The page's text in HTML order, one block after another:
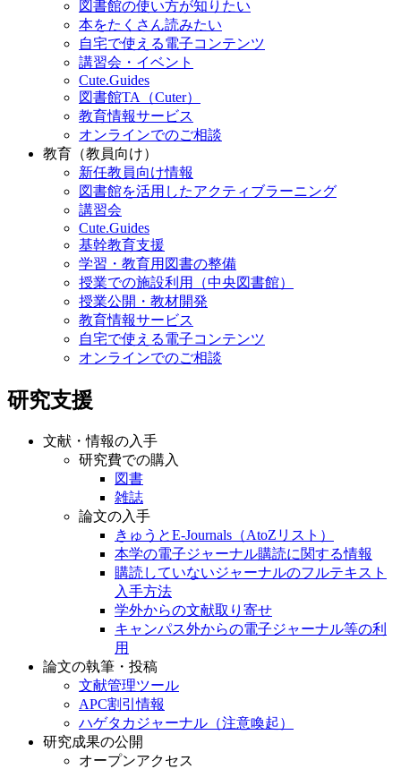
図書館の使い方が知りたい
本をたくさん読みたい
自宅で使える電子コンテンツ
講習会・イベント
Cute.Guides
図書館TA（Cuter）
教育情報サービス
オンラインでのご相談
教育（教員向け）
新任教員向け情報
図書館を活用したアクティブラーニング
講習会
Cute.Guides
基幹教育支援
学習・教育用図書の整備
授業での施設利用（中央図書館）
授業公開・教材開発
教育情報サービス
自宅で使える電子コンテンツ
オンラインでのご相談
研究支援
文献・情報の入手
研究費での購入
図書
雑誌
論文の入手
きゅうとE-Journals（AtoZリスト）
本学の電子ジャーナル購読に関する情報
購読していないジャーナルのフルテキスト
入手方法
学外からの文献取り寄せ
キャンパス外からの電子ジャーナル等の利
用
論文の執筆・投稿
文献管理ツール
APC割引情報
ハゲタカジャーナル（注意喚起）
研究成果の公開
オープンアクセス